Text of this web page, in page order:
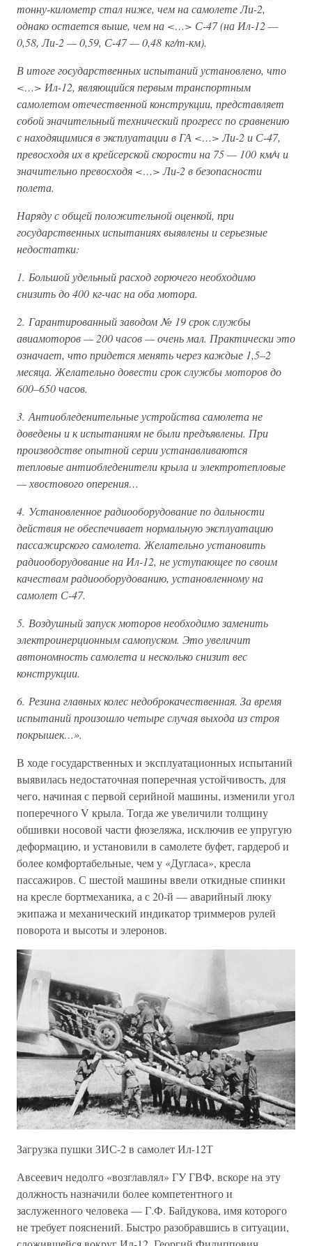
тонну-километр стал ниже, чем на самолете Ли-2,
однако остается выше, чем на <…> С-47 (на Ил-12 —
0,58, Ли-2 — 0,59, С-47 — 0,48 кг/т-км).
В итоге государственных испытаний установлено, что
<…> Ил-12, являющийся первым транспортным
самолетом отечественной конструкции, представляет
собой значительный технический прогресс по сравнению
с находящимися в эксплуатации в ГА <…> Ли-2 и С-47,
превосходя их в крейсерской скорости на 75 — 100 км/ч и
значительно превосходя <…> Ли-2 в безопасности
полета.
Наряду с общей положительной оценкой, при
государственных испытаниях выявлены и серьезные
недостатки:
1. Большой удельный расход горючего необходимо
снизить до 400 кг-час на оба мотора.
2. Гарантированный заводом № 19 срок службы
авиамоторов — 200 часов — очень мал. Практически это
означает, что придется менять через каждые 1,5–2
месяца. Желательно довести срок службы моторов до
600–650 часов.
3. Антиобледенительные устройства самолета не
доведены и к испытаниям не были предъявлены. При
производстве опытной серии устанавливаются
тепловые антиобледенители крыла и электротепловые
— хвостового оперения…
4. Установленное радиооборудование по дальности
действия не обеспечивает нормальную эксплуатацию
пассажирского самолета. Желательно установить
радиооборудование на Ил-12, не уступающее по своим
качествам радиооборудованию, установленному на
самолет С-47.
5. Воздушный запуск моторов необходимо заменить
электроинерционным самопуском. Это увеличит
автономность самолета и несколько снизит вес
конструкции.
6. Резина главных колес недоброкачественная. За время
испытаний произошло четыре случая выхода из строя
покрышек…».
В ходе государственных и эксплуатационных испытаний
выявилась недостаточная поперечная устойчивость, для
чего, начиная с первой серийной машины, изменили угол
поперечного V крыла. Тогда же увеличили толщину
обшивки носовой части фюзеляжа, исключив ее упругую
деформацию, и установили в самолете буфет, гардероб и
более комфортабельные, чем у «Дугласа», кресла
пассажиров. С шестой машины ввели откидные спинки
на кресле бортмеханика, а с 20-й — аварийный люку
экипажа и механический индикатор триммеров рулей
поворота и высоты и элеронов.
Загрузка пушки ЗИС-2 в самолет Ил-12Т
Авсеевич недолго «возглавлял» ГУ ГВФ, вскоре на эту
должность назначили более компетентного и
заслуженного человека — Г.Ф. Байдукова, имя которого
не требует пояснений. Быстро разобравшись в ситуации,